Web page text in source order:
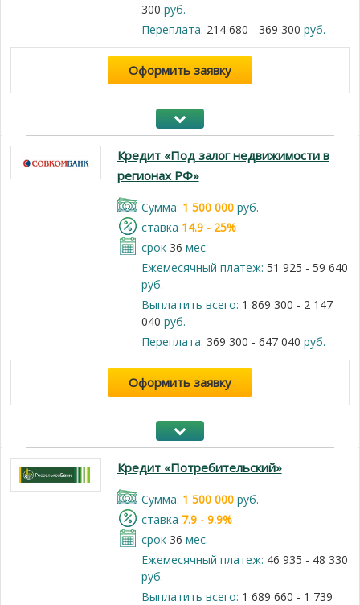
300 руб.
Переплата: 214 680 - 369 300 руб.
Оформить заявку
Кредит «Под залог недвижимости в
регионах РФ»
Cумма: 1 500 000руб.
cтавка 14.9 - 25%
срок 36 мес.
Ежемесячный платеж: 51 925 - 59 640
руб.
Выплатить всего: 1 869 300 - 2 147
040 руб.
Переплата: 369 300 - 647 040 руб.
Оформить заявку
Кредит «Потребительский»
Cумма: 1 500 000руб.
cтавка 7.9 - 9.9%
срок 36 мес.
Ежемесячный платеж: 46 935 - 48 330
руб.
Выплатить всего: 1 689 660 - 1 739